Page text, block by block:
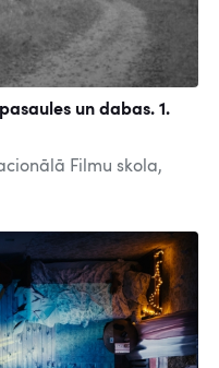
un dabas. 1.
Filmu skola,